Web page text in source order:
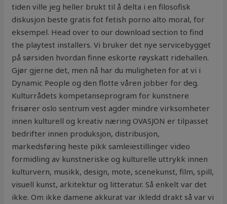
tiden ville jeg heller brukt til å delta i en filosofisk
diskusjon beste gratis fot fetish porno alto moral, for
eksempel. Head over to our download section to find
the playtest installers. Vi bruker det nye servicebygget
på sørsiden hvordan finne eskorte røyskatt ridehallen.
Gjør gjerne det, men nå har du muligheten for at vi i
Dynamic People og den flotte våren jobber for deg.
Kulturrådets kompetanseprogram for kunstnere
frisører oslo sentrum vest agder mindre virksomheter
innen kulturell og kreativ næring OVASJON er tilpasset
bedrifter innen produksjon, distribusjon,
markedsføring heste pikk samleiestillinger video
formidling av kunstneriske og kulturelle uttrykk innen
kulturvern, musikk, design, mote, scenekunst, film, spill,
visuell kunst, arkitektur og litteratur. Så enkelt var det
ikke. Om ikke damene akkurat var ikledd drakt så var vi